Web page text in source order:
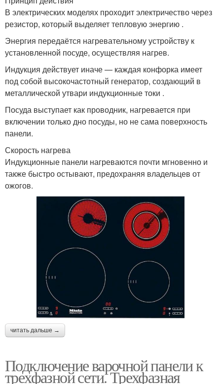
В электрических моделях проходит электричество через
резистор, который выделяет тепловую энергию .
Энергия передаётся нагревательному устройству к
установленной посуде, осуществляя нагрев.
Индукция действует иначе — каждая конфорка имеет
под собой высокочастотный генератор, создающий в
металлической утвари индукционные токи .
Посуда выступает как проводник, нагревается при
включении только дно посуды, но не сама поверхность
панели.
Скорость нагрева
Индукционные панели нагреваются почти мгновенно и
также быстро остывают, предохраняя владельцев от
ожогов.
читать дальше →
Подключение варочной панели к
трехфазной сети. Трехфазная